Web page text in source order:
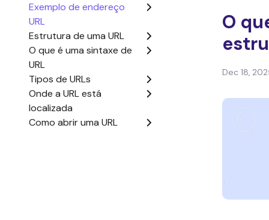
Exemplo de endereço
URL
Estrutura de uma URL
O que é uma sintaxe de
URL
Tipos de URLs
Onde a URL está
localizada
Como abrir uma URL
O
Dec 18,